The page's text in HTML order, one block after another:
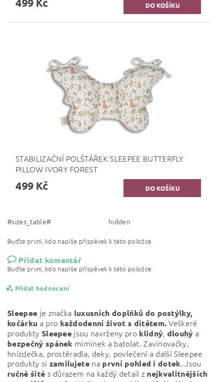
499 Kč
STABILIZAČNÍ POLŠTÁŘEK SLEEPEE BUTTERFLY
PILLOW IVORY FOREST
499 Kč
#sizes_table# hidden
Buďte první, kdo napíše příspěvek k této položce.
Přidat komentář
Buďte první, kdo napíše příspěvek k této položce.
Přidat hodnocení
Sleepee je značka luxusních doplňků do postýlky,
kočárku a pro každodenní život s dítětem.Veškeré
produkty Sleepee jsou navrženy pro klidný, dlouhý a
bezpečný spánek miminek a batolat. Zavinovačky,
hnízdečka, prostěradla, deky, povlečení a další Sleepee
produkty si zamilujete na první pohled i dotek. Jsou
ručně šité s důrazem na každý detail z nejkvalitnějších